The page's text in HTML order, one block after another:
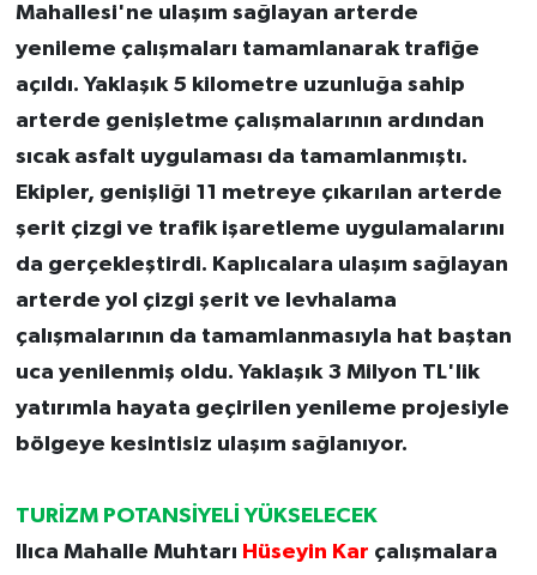
Mahallesi'ne ulaşım sağlayan arterde
yenileme çalışmaları tamamlanarak trafiğe
açıldı. Yaklaşık 5 kilometre uzunluğa sahip
arterde genişletme çalışmalarının ardından
sıcak asfalt uygulaması da tamamlanmıştı.
Ekipler, genişliği 11 metreye çıkarılan arterde
şerit çizgi ve trafik işaretleme uygulamalarını
da gerçekleştirdi. Kaplıcalara ulaşım sağlayan
arterde yol çizgi şerit ve levhalama
çalışmalarının da tamamlanmasıyla hat baştan
uca yenilenmiş oldu. Yaklaşık 3 Milyon TL'lik
yatırımla hayata geçirilen yenileme projesiyle
bölgeye kesintisiz ulaşım sağlanıyor.
TURİZM POTANSİYELİ YÜKSELECEK
Ilıca Mahalle Muhtarı Hüseyin Kar çalışmalara